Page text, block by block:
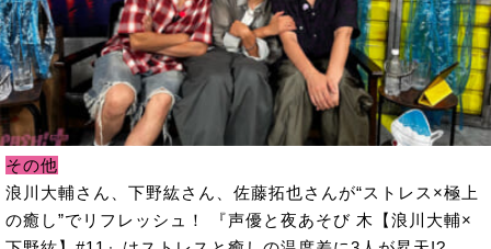
その他
浪川大輔さん、下野紘さん、佐藤拓也さんが“ストレス×極上
の癒し”でリフレッシュ！ 『声優と夜あそび 木【浪川大輔×